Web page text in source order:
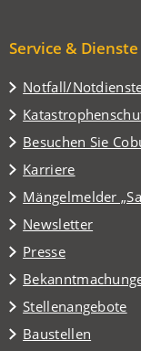
Service & Dienste
Notfall/
Besuchen Sie
(Öffnet
in
einem
neuen
Tab)
Karriere
Mängelmelder
(Öffnet
in
einem
neuen
Tab)
Newsletter
Presse
Stellenangebote
Baustellen